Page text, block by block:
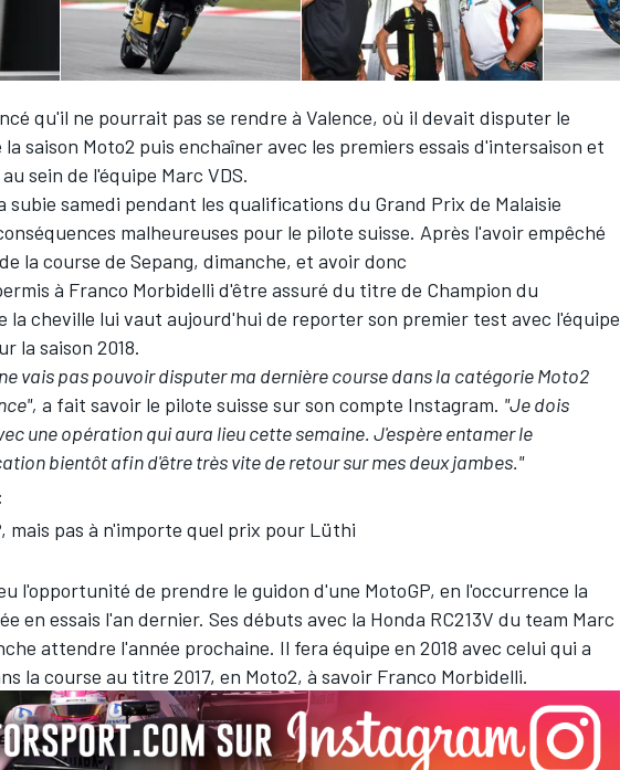
qu'il ne pourrait pas se rendre à Valence, où il devait disputer le
saison Moto2 puis enchaîner avec les premiers essais d'intersaison et
sein de l'équipe Marc VDS.
subie samedi pendant les qualifications du Grand Prix de Malaisie
malheureuses pour le pilote suisse. Après l'avoir empêché
la course de Sepang, dimanche, et avoir donc
à Franco Morbidelli d'être assuré du titre de Champion du
la cheville lui vaut aujourd'hui de reporter son premier test avec l'équipe
la saison 2018.
vais pas pouvoir disputer ma dernière course dans la catégorie Moto2
a fait savoir le pilote suisse sur son compte Instagram. "Je dois
une opération qui aura lieu cette semaine. J'espère entamer le
bientôt afin d'être très vite de retour sur mes deux jambes."
mais pas à n'importe quel prix pour Lüthi
l'opportunité de prendre le guidon d'une MotoGP, en l'occurrence la
en essais l'an dernier. Ses débuts avec la Honda RC213V du team Marc
attendre l'année prochaine. Il fera équipe en 2018 avec celui qui a
la course au titre 2017, en Moto2, à savoir Franco Morbidelli.